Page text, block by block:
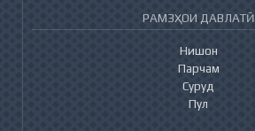
РАМЗҲОИ ДАВЛАТӢ
Нишон
Парчам
Суруд
Пул